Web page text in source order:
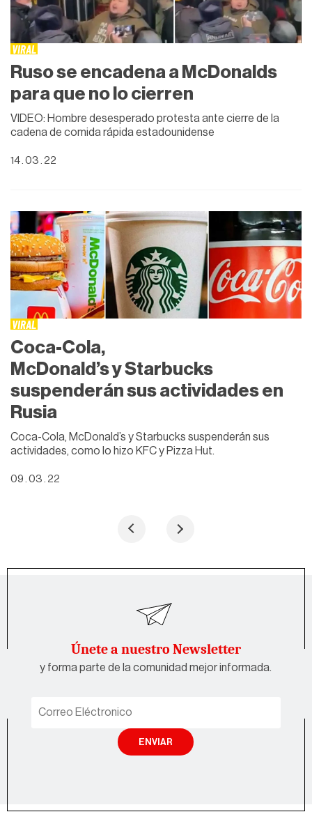
VIRAL
Ruso se encadena a McDonalds
para que no lo cierren
VIDEO: Hombre desesperado protesta ante cierre de la
cadena de comida rápida estadounidense
14 . 03 . 22
VIRAL
Coca-Cola,
McDonald’s y Starbucks
suspenderán sus actividades en
Rusia
Coca-Cola, McDonald’s y Starbucks suspenderán sus
actividades, como lo hizo KFC y Pizza Hut.
09 . 03 . 22
Únete a nuestro Newsletter
y forma parte de la comunidad mejor informada.
ENVIAR